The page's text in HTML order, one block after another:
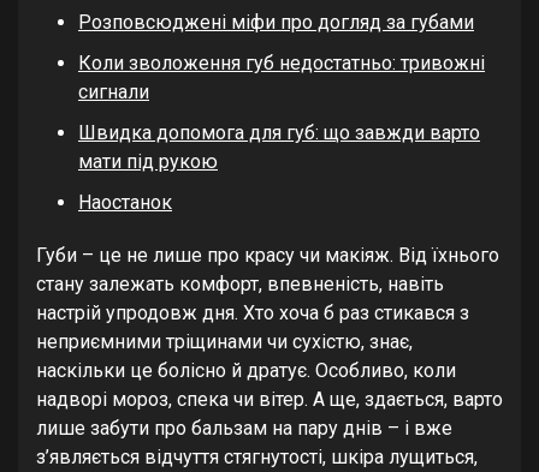
Розповсюджені міфи про догляд за губами
Коли зволоження губ недостатньо: тривожні
сигнали
Швидка допомога для губ: що завжди варто
мати під рукою
Наостанок
Губи – це не лише про красу чи макіяж. Від їхнього
стану залежать комфорт, впевненість, навіть
настрій упродовж дня. Хто хоча б раз стикався з
неприємними тріщинами чи сухістю, знає,
наскільки це болісно й дратує. Особливо, коли
надворі мороз, спека чи вітер. А ще, здається, варто
лише забути про бальзам на пару днів – і вже
з’являється відчуття стягнутості, шкіра лущиться,